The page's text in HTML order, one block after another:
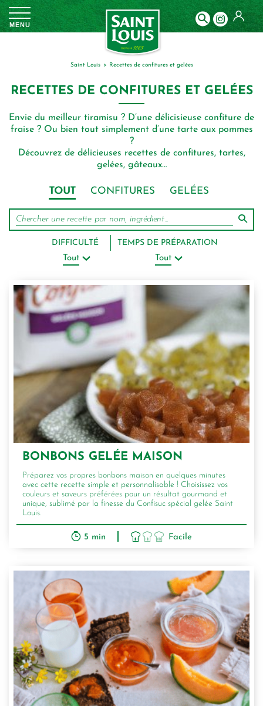
MENU
Saint Louis recettes de confitures et gelées
RECETTES DE CONFITURES ET GELÉES
Envie du meilleur tiramisu ? D’une délicisieuse conﬁture de
fraise ? Ou bien tout simplement d’une tarte aux pommes
?
Découvrez de délicieuses recettes de conﬁtures, tartes,
gelées, gâteaux…
TOUT CONFITURES GELÉES
DIFFICULTÉ
Tout
TEMPS DE PRÉPARATION
Tout
BONBONS GELÉE MAISON
Préparez vos propres bonbons maison en quelques minutes
avec cette recette simple et personnalisable ! Choisissez vos
couleurs et saveurs préférées pour un résultat gourmand et
unique, sublimé par la finesse du Confisuc spécial gelée Saint
Louis.
5 min Facile
Panneau de gestion des cookies